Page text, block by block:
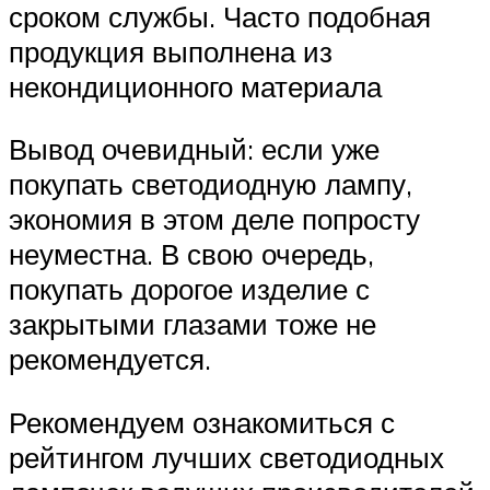
сроком службы. Часто подобная
продукция выполнена из
некондиционного материала
Вывод очевидный: если уже
покупать светодиодную лампу,
экономия в этом деле попросту
неуместна. В свою очередь,
покупать дорогое изделие с
закрытыми глазами тоже не
рекомендуется.
Рекомендуем ознакомиться с
рейтингом лучших светодиодных